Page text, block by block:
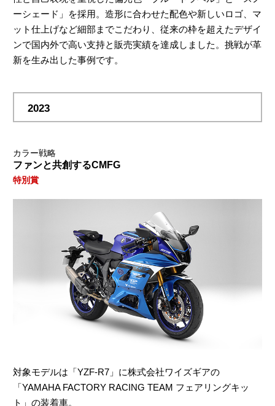
ーシェード」を採用。造形に合わせた配色や新しいロゴ、マ
ット仕上げなど細部までこだわり、従来の枠を超えたデザイ
ンで国内外で高い支持と販売実績を達成しました。挑戦が革
新を生み出した事例です。
2023
カラー戦略
ファンと共創するCMFG
特別賞
対象モデルは「YZF-R7」に株式会社ワイズギアの
「YAMAHA FACTORY RACING TEAM フェアリングキッ
ト」の装着車。